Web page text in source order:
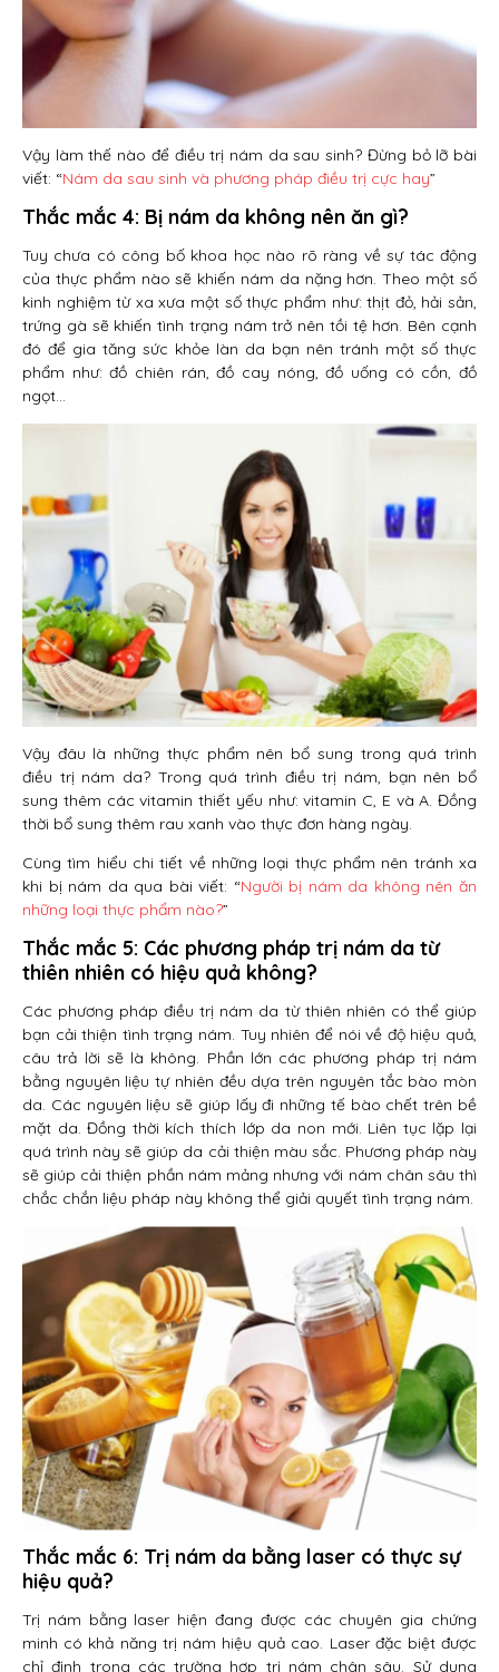
Vậy làm thế nào để điều trị nám da sau sinh? Đừng bỏ lỡ bài
viết: “Nám da sau sinh và phương pháp điều trị cực hay”
Thắc mắc 4: Bị nám da không nên ăn gì?
Tuy chưa có công bố khoa học nào rõ ràng về sự tác động
của thực phẩm nào sẽ khiến nám da nặng hơn. Theo một số
kinh nghiệm từ xa xưa một số thực phẩm như: thịt đỏ, hải sản,
trứng gà sẽ khiến tình trạng nám trở nên tồi tệ hơn. Bên cạnh
đó để gia tăng sức khỏe làn da bạn nên tránh một số thực
phẩm như: đồ chiên rán, đồ cay nóng, đồ uống có cồn, đồ
ngọt…
Vậy đâu là những thực phẩm nên bổ sung trong quá trình
điều trị nám da? Trong quá trình điều trị nám, bạn nên bổ
sung thêm các vitamin thiết yếu như: vitamin C, E và A. Đồng
thời bổ sung thêm rau xanh vào thực đơn hàng ngày.
Cùng tìm hiểu chi tiết về những loại thực phẩm nên tránh xa
khi bị nám da qua bài viết: “Người bị nám da không nên ăn
những loại thực phẩm nào?”
Thắc mắc 5: Các phương pháp trị nám da từ
thiên nhiên có hiệu quả không?
Các phương pháp điều trị nám da từ thiên nhiên có thể giúp
bạn cải thiện tình trạng nám. Tuy nhiên để nói về độ hiệu quả,
câu trả lời sẽ là không. Phần lớn các phương pháp trị nám
bằng nguyên liệu tự nhiên đều dựa trên nguyên tắc bào mòn
da. Các nguyên liệu sẽ giúp lấy đi những tế bào chết trên bề
mặt da. Đồng thời kích thích lớp da non mới. Liên tục lặp lại
quá trình này sẽ giúp da cải thiện màu sắc. Phương pháp này
sẽ giúp cải thiện phần nám mảng nhưng với nám chân sâu thì
chắc chắn liệu pháp này không thể giải quyết tình trạng nám.
Thắc mắc 6: Trị nám da bằng laser có thực sự
hiệu quả?
Trị nám bằng laser hiện đang được các chuyên gia chứng
minh có khả năng trị nám hiệu quả cao. Laser đặc biệt được
chỉ định trong các trường hợp trị nám chân sâu. Sử dụng